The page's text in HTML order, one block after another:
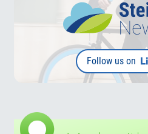
Follow us on